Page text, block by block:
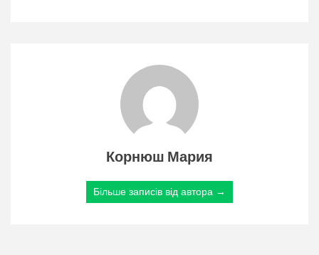
Корнюш Мария
Більше записів від автора →